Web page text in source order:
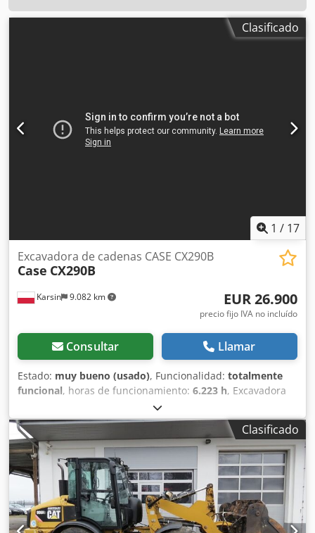
Clasificado
1 / 17
Karsin 9.082 km
Excavadora de cadenas CASE CX290B
Case CX290B
EUR 26.900
precio fijo IVA no incluído
Consultar Llamar
Estado: muy bueno (usado), Funcionalidad: totalmente
funcional, horas de funcionamiento: 6.223 h, Excavadora
de cadenas CASE CX290B – Hidráulica Kawasaki, Motor
Isuzu Datos técnicos: - Motor: Isuzu AH-6HK1X (6 cilindros,
turboalimentado, Common Rail). - Potencia del motor:
aprox. 154 kW (209 CV) a 1.800 rpm. - Peso operativo:
aprox. 29.100 kg - 30.000 kg (dependiendo del
equipamiento). - Sistema hidráulico: Bombas de pistones
de caudal variable (Kawasaki), que permiten movimientos
combinados suaves. - Alcance máximo de excavación:
aprox. 10,5 - 10,7 m. - Profundidad máxima de excavación:
Clasificado